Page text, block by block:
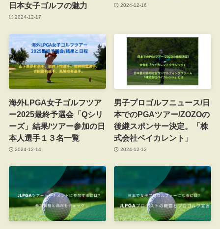
日本女子ゴルフの魅力
2024-12-17
2024-12-16
海外LPGA女子ゴルフツア
ー2025最終予選会「Qシリ
ーズ」結果/ツアー参加の日
本人選手１３名一覧
2024-12-14
男子プロゴルフニュース/日
本でのPGAツアー/ZOZOの
後継スポンサー決定。「株
式会社ベイカレント」
2024-12-12